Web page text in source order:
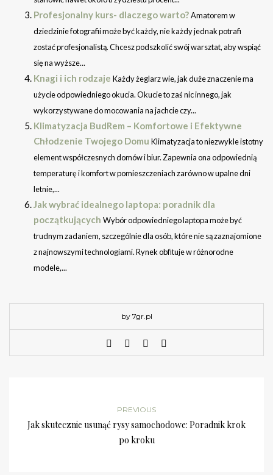
Profesjonalny kurs- dlaczego warto?Amatorem w
dziedzinie fotografii może być każdy, nie każdy jednak potrafi
zostać profesjonalistą. Chcesz podszkolić swój warsztat, aby wspiąć
się na wyższe...
Knagi i ich rodzaje Każdy żeglarz wie, jak duże znaczenie ma
użycie odpowiedniego okucia. Okucie to zaś nic innego, jak
wykorzystywane do mocowania na jachcie czy...
Klimatyzacja BudRem – Komfortowe i Efektywne
Chłodzenie Twojego Domu Klimatyzacja to niezwykle istotny
element współczesnych domów i biur. Zapewnia ona odpowiednią
temperaturę i komfort w pomieszczeniach zarówno w upalne dni
letnie,...
Jak wybrać idealnego laptopa: poradnik dla
początkujących Wybór odpowiedniego laptopa może być
trudnym zadaniem, szczególnie dla osób, które nie są zaznajomione
z najnowszymi technologiami. Rynek obfituje w różnorodne
modele,...
by 7gr.pl
PREVIOUS
Jak skutecznie usunąć rysy samochodowe: Poradnik krok
po kroku